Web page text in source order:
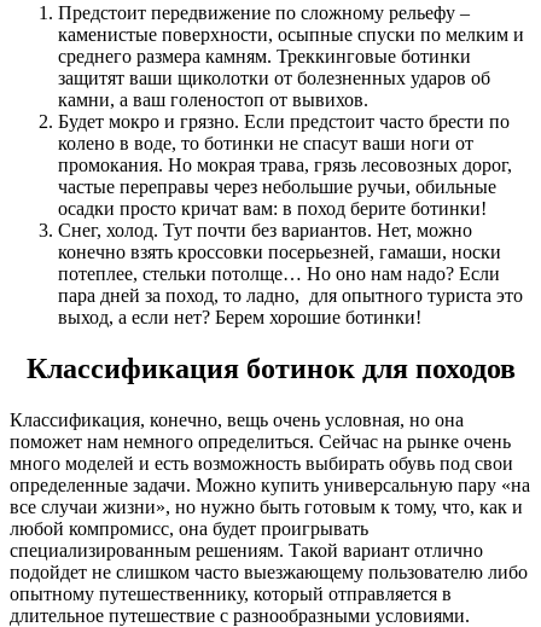
Предстоит передвижение по сложному рельефу –
каменистые поверхности, осыпные спуски по мелким и
среднего размера камням. Треккинговые ботинки
защитят ваши щиколотки от болезненных ударов об
камни, а ваш голеностоп от вывихов.
Будет мокро и грязно. Если предстоит часто брести по
колено в воде, то ботинки не спасут ваши ноги от
промокания. Но мокрая трава, грязь лесовозных дорог,
частые переправы через небольшие ручьи, обильные
осадки просто кричат вам: в поход берите ботинки!
Снег, холод. Тут почти без вариантов. Нет, можно
конечно взять кроссовки посерьезней, гамаши, носки
потеплее, стельки потолще… Но оно нам надо? Если
пара дней за поход, то ладно, для опытного туриста это
выход, а если нет? Берем хорошие ботинки!
Классификация ботинок для походов
Классификация, конечно, вещь очень условная, но она
поможет нам немного определиться. Сейчас на рынке очень
много моделей и есть возможность выбирать обувь под свои
определенные задачи. Можно купить универсальную пару «на
все случаи жизни», но нужно быть готовым к тому, что, как и
любой компромисс, она будет проигрывать
специализированным решениям. Такой вариант отлично
подойдет не слишком часто выезжающему пользователю либо
опытному путешественнику, который отправляется в
длительное путешествие с разнообразными условиями.